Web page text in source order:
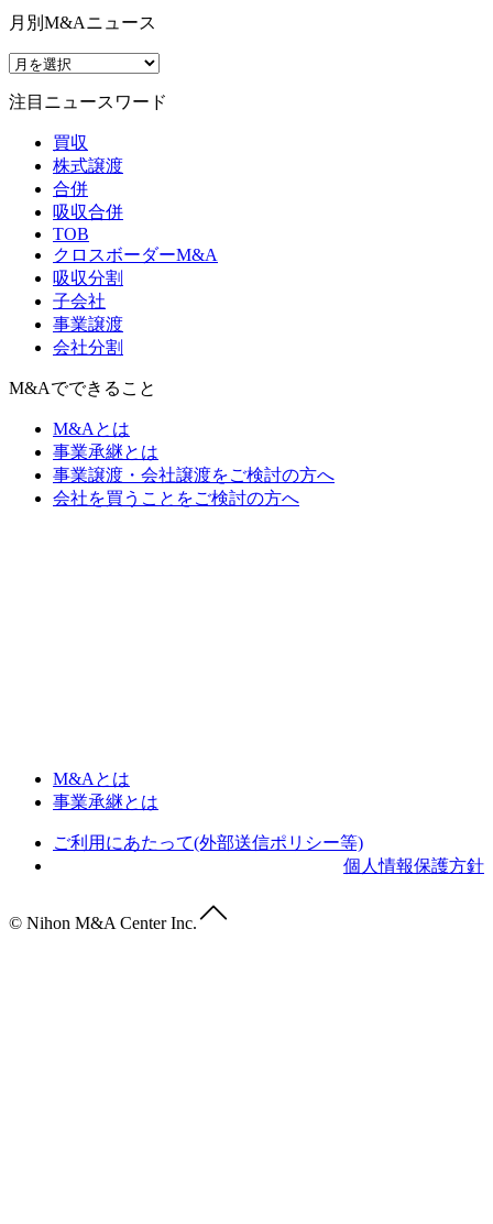
月別M&Aニュース
注目ニュースワード
買収
株式譲渡
合併
吸収合併
TOB
クロスボーダーM&A
吸収分割
子会社
事業譲渡
会社分割
M&Aでできること
M&Aとは
事業承継とは
事業譲渡・会社譲渡をご検討の方へ
会社を買うことをご検討の方へ
M&Aとは
事業承継とは
ご利用にあたって(外部送信ポリシー等)
個人情報保護方針
© Nihon M&A Center Inc.